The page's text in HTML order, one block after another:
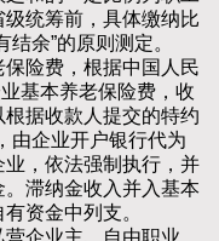
统筹前，具体缴纳比
余”的原则测定。
险费，根据中国人民
基本养老保险费，收
据收款人提交的特约
由企业开户银行代为
，依法强制执行，并
滞纳金收入并入基本
资金中列支。